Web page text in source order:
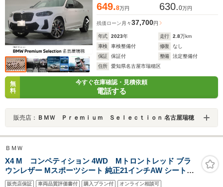
649.8万円 630.0万円
残価ローン 月々37,700円
年式 2023年 走行 2.8万km
車検
車検整備付 修復
なし
保証
保証付 整備
法定整備付
住所
愛知県名古屋市瑞穂区
無
料
今すぐ在庫確認・見積依頼
電話する
販売店： ＢＭＷ Ｐｒｅｍｉｕｍ Ｓｅｌｅｃｔｉｏｎ 名古屋瑞穂
ＢＭＷ
X4 M コンペティション 4WD Mトロントレッド ブラ
ウンレザー Mスポーツシート 純正21インチAW シートヒ
ーター&ベンチレーター 後期モデル
販売店保証 車両品質評価書付 購入プラン付 オンライン相談可